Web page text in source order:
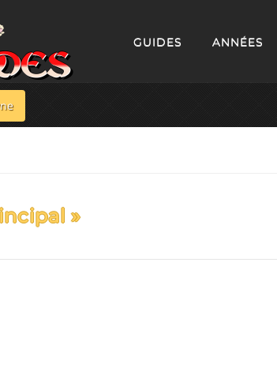
GUIDES ANNÉES
»